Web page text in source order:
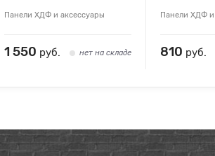
Панели ХДФ и аксессуары
1 550 руб. нет на складе
Панели ХДФ и
810 руб.